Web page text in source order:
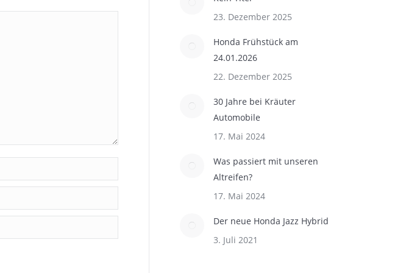
23. Dezember 2025
Honda Frühstück am
24.01.2026
22. Dezember 2025
30 Jahre bei Kräuter
Automobile
17. Mai 2024
Was passiert mit unseren
Altreifen?
17. Mai 2024
Der neue Honda Jazz Hybrid
3. Juli 2021